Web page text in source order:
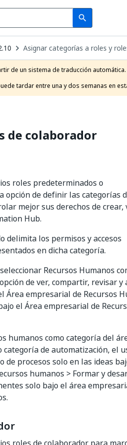
search
Search
Asignar categorías a roles y
de un sistema de traducción automática.
tardar entre una y dos semanas en
de colaborador
roles predeterminados o
opción de definir las categorías
mejor sus derechos de crear,
Hub.
delimita los permisos y accesos
en dicha categoría.
Recursos Humanos
de ver, compartir, revisar y
empresarial de Recursos
el Área empresarial de
humanos como categoría del
de automatización, el
procesos solo en las ideas
humanos > Formar y
solo bajo el área